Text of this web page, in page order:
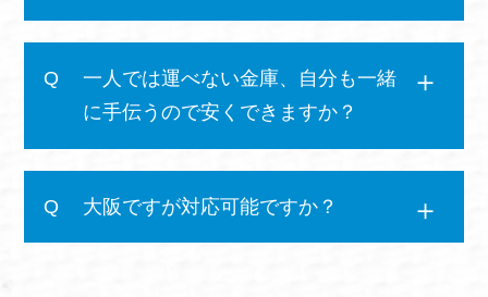
一人では運べない金庫、自分も一緒
に手伝うので安くできますか？
大阪ですが対応可能ですか？